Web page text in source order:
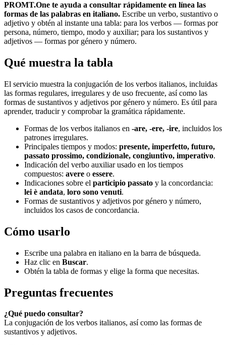
PROMT.One te ayuda a consultar rápidamente en línea las
formas de las palabras en italiano. Escribe un verbo, sustantivo o
adjetivo y obtén al instante una tabla: para los verbos — formas por
persona, número, tiempo, modo y auxiliar; para los sustantivos y
adjetivos — formas por género y número.
Qué muestra la tabla
El servicio muestra la conjugación de los verbos italianos, incluidas
las formas regulares, irregulares y de uso frecuente, así como las
formas de sustantivos y adjetivos por género y número. Es útil para
aprender, traducir y comprobar la gramática rápidamente.
Formas de los verbos italianos en -are, -ere, -ire, incluidos los
patrones irregulares.
Principales tiempos y modos: presente, imperfetto, futuro,
passato prossimo, condizionale, congiuntivo, imperativo.
Indicación del verbo auxiliar usado en los tiempos
compuestos: avere o essere.
Indicaciones sobre el participio passato y la concordancia:
lei è andata, loro sono venuti.
Formas de sustantivos y adjetivos por género y número,
incluidos los casos de concordancia.
Cómo usarlo
Escribe una palabra en italiano en la barra de búsqueda.
Haz clic en Buscar.
Obtén la tabla de formas y elige la forma que necesitas.
Preguntas frecuentes
¿Qué puedo consultar?
La conjugación de los verbos italianos, así como las formas de
sustantivos y adjetivos.